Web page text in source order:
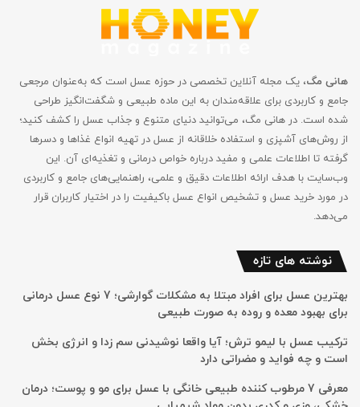
هانی مگ، یک مجله آنلاین تخصصی در حوزه عسل است که به‌عنوان مرجعی
جامع و کاربردی برای علاقه‌مندان به این ماده طبیعی و شگفت‌انگیز طراحی
شده است. در هانی مگ، می‌توانید دنیای متنوع و جذاب عسل را کشف کنید؛
از روش‌های آشپزی و استفاده خلاقانه از عسل در تهیه انواع غذاها و دسرها
گرفته تا اطلاعات علمی و مفید درباره خواص درمانی و تغذیه‌ای آن. این
وب‌سایت با هدف ارائه اطلاعات دقیق و علمی، راهنمایی‌های جامع‌ و کاربردی
در مورد خرید عسل و تشخیص انواع عسل باکیفیت را در اختیار کاربران قرار
می‌دهد.
نوشته های تازه
بهترین عسل برای افراد مبتلا به مشکلات گوارشی؛ 7 نوع عسل درمانی
برای بهبود معده و روده به صورت طبیعی
ترکیب عسل با لیمو ترش؛ آیا واقعا نوشیدنی سم زدا و انرژی بخش
است و چه فواید و مضراتی دارد
معرفی 7 مرطوب کننده طبیعی خانگی با عسل برای مو و پوست؛ درمان